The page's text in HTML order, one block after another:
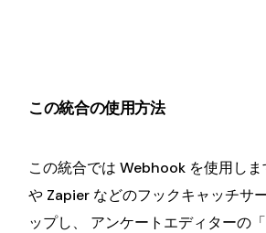
この統合の使用方法
この統合では Webhook を使用し
や Zapier などのフックキャッチサ
ップし、 アンケートエディターの